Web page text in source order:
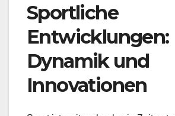
Sportliche
Entwicklungen:
Dynamik und
Innovationen